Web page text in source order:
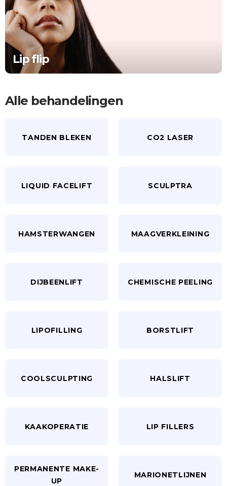
Lip flip
Alle behandelingen
TANDEN BLEKEN CO2 LASER
LIQUID FACELIFT SCULPTRA
HAMSTERWANGEN MAAGVERKLEINING
DIJBEENLIFT CHEMISCHE PEELING
LIPOFILLING BORSTLIFT
COOLSCULPTING HALSLIFT
KAAKOPERATIE LIP FILLERS
PERMANENTE MAKE-
UP
MARIONETLIJNEN